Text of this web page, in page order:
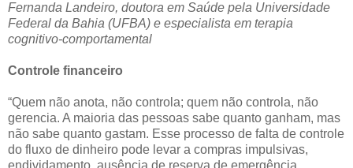
Fernanda Landeiro, doutora em Saúde pela Universidade
Federal da Bahia (UFBA) e especialista em terapia
cognitivo-comportamental
Controle financeiro
“Quem não anota, não controla; quem não controla, não
gerencia. A maioria das pessoas sabe quanto ganham, mas
não sabe quanto gastam. Esse processo de falta de controle
do fluxo de dinheiro pode levar a compras impulsivas,